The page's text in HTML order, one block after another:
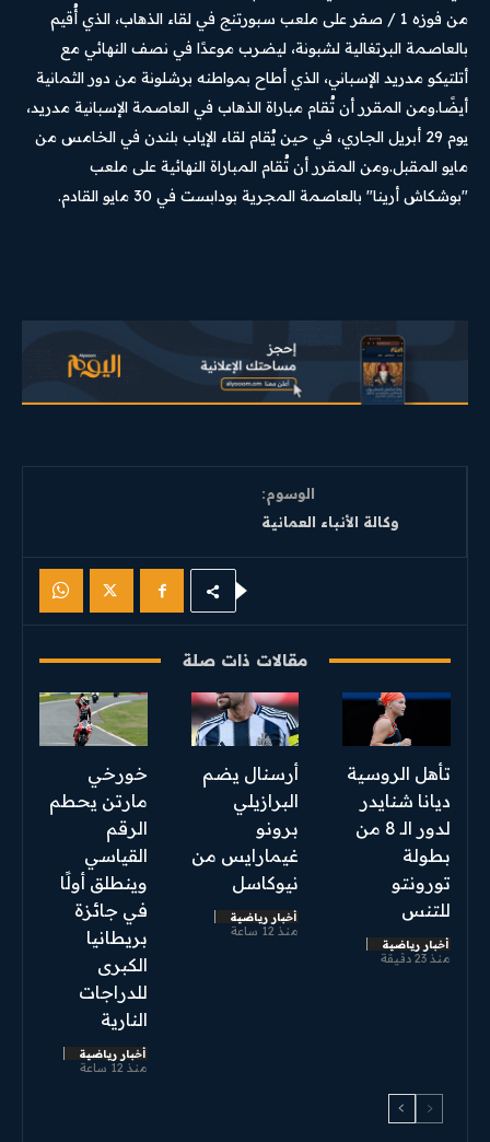
من فوزه 1 / صفر على ملعب سبورتنج في لقاء الذهاب، الذي أُقيم
بالعاصمة البرتغالية لشبونة، ليضرب موعدًا في نصف النهائي مع
أتلتيكو مدريد الإسباني، الذي أطاح بمواطنه برشلونة من دور الثمانية
أيضًا.ومن المقرر أن تُقام مباراة الذهاب في العاصمة الإسبانية مدريد،
يوم 29 أبريل الجاري، في حين يُقام لقاء الإياب بلندن في الخامس من
مايو المقبل.ومن المقرر أن تُقام المباراة النهائية على ملعب
"بوشكاش أرينا" بالعاصمة المجرية بودابست في 30 مايو القادم.
الوسوم:
وكالة الأنباء العمانية
مقالات ذات صلة
تأهل الروسية
ديانا شنايدر
لدور الـ 8 من
بطولة
تورونتو
للتنس
أخبار رياضية
منذ 23 دقيقة
أرسنال يضم
البرازيلي
برونو
غيمارايس من
نيوكاسل
أخبار رياضية
منذ 12 ساعة
خورخي
مارتن يحطم
الرقم
القياسي
وينطلق أولًا
في جائزة
بريطانيا
الكبرى
للدراجات
النارية
أخبار رياضية
منذ 12 ساعة